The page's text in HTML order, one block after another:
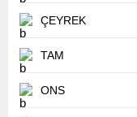
ÇEYREK
TAM
ONS